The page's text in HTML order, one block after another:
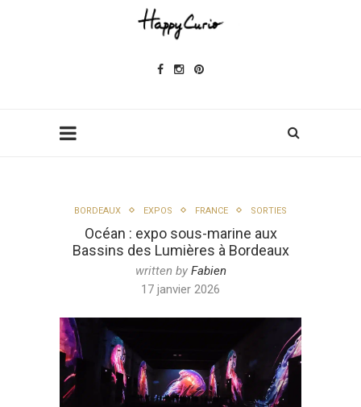
BORDEAUX EXPOS FRANCE SORTIES
Océan : expo sous-marine aux
Bassins des Lumières à Bordeaux
written by Fabien
17 janvier 2026